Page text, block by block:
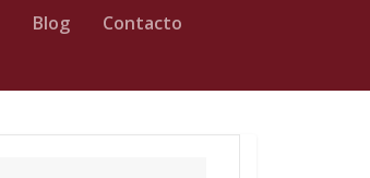
Blog Contacto